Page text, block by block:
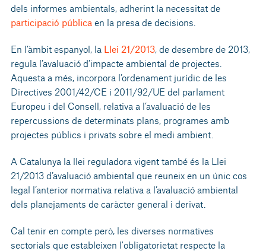
dels informes ambientals, adherint la necessitat de
participació pública en la presa de decisions.
En l’àmbit espanyol, la Llei 21/2013 , de desembre de 2013,
regula l’avaluació d’impacte ambiental de projectes.
Aquesta a més, incorpora l’ordenament jurídic de les
Directives 2001/42/CE i 2011/92/UE del parlament
Europeu i del Consell, relativa a l’avaluació de les
repercussions de determinats plans, programes amb
projectes públics i privats sobre el medi ambient.
A Catalunya la llei reguladora vigent també és la Llei
21/2013 d’avaluació ambiental que reuneix en un únic cos
legal l’anterior normativa relativa a l’avaluació ambiental
dels planejaments de caràcter general i derivat.
Cal tenir en compte però, les diverses normatives
sectorials que estableixen l'obligatorietat respecte la